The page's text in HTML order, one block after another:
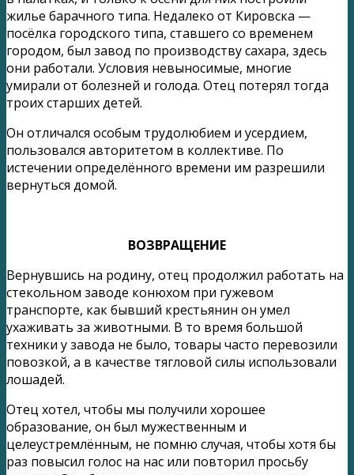
жилье барачного типа. Недалеко от Кировска —
посёлка городского типа, ставшего со временем
городом, был завод по производству сахара, здесь
они работали. Условия невыносимые, многие
умирали от болезней и голода. Отец потерял тогда
троих старших детей.
Он отличался особым трудолюбием и усердием,
пользовался авторитетом в коллективе. По
истечении определённого времени им разрешили
вернуться домой.
ВОЗВРАЩЕНИЕ
Вернувшись на родину, отец продолжил работать на
стекольном заводе конюхом при гужевом
транспорте, как бывший крестьянин он умел
ухаживать за животными. В то время большой
техники у завода не было, товары часто перевозили
повозкой, а в качестве тягловой силы использовали
лошадей.
Отец хотел, чтобы мы получили хорошее
образование, он был мужественным и
целеустремлённым, не помню случая, чтобы хотя бы
раз повысил голос на нас или повторил просьбу